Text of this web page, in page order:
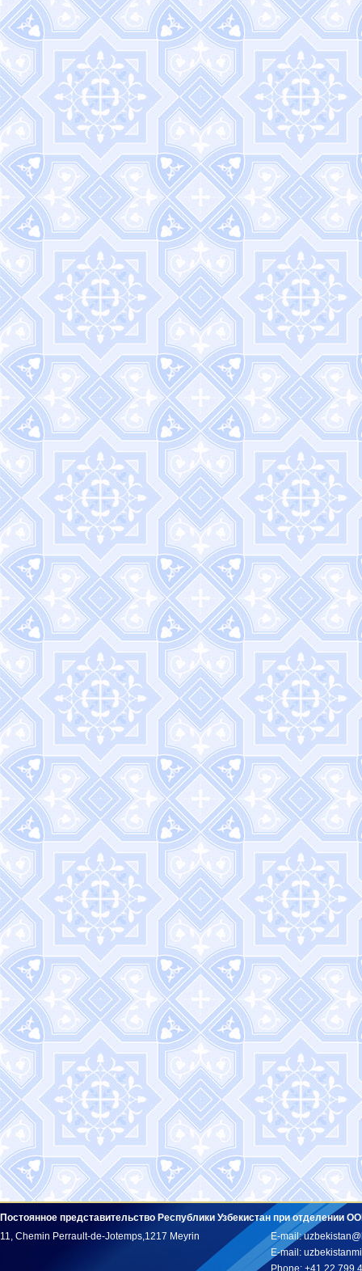
Постоянное представительство Республики Узбекистан при отделении
11, Chemin Perrault-de-Jotemps,1217 Meyrin
E-mail:
E-mail:
Phone: +41 22 799